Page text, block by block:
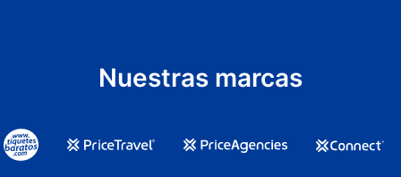
Nuestras marcas